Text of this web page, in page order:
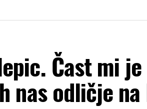
Čast mi
nas odličje